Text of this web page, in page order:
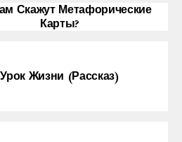
Скажут Метафорические
Карты?
Урок Жизни (рассказ)